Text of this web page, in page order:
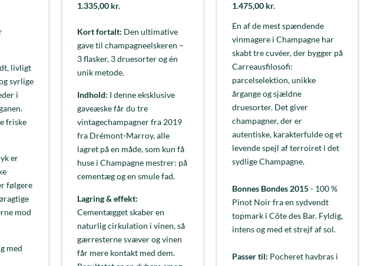
livligt
syrlige
i
friske
er
følgere
mod
med
1.335,00 kr.
Kort fortalt: Den ultimative
gave til champagneelskeren –
3 flasker, 3 druesorter og én
unik metode.
Indhold: I denne eksklusive
gaveæske får du tre
vintagechampagner fra 2019
fra Drémont-Marroy, alle
lagret på en måde, som kun få
huse i Champagne mestrer: på
cementæg og en smule fad.
Lagring & effekt:
Cementægget skaber en
naturlig cirkulation i vinen, så
gærresterne svæver og vinen
får mere kontakt med dem.
1.475,00 kr.
En af de mest spændende
vinmagere i Champagne har
skabt tre cuvéer, der bygger på
Carreausfilosofi:
parcelselektion, unikke
årgange og sjældne
druesorter. Det giver
champagner, der er
autentiske, karakterfulde og et
levende spejl af terroiret i det
sydlige Champagne.
Bonnes Bondes 2015- 100 %
Pinot Noir fra en sydvendt
topmark i Côte des Bar. Fyldig,
intens og med et strejf af sol.
Passer til: Pocheret havbras i